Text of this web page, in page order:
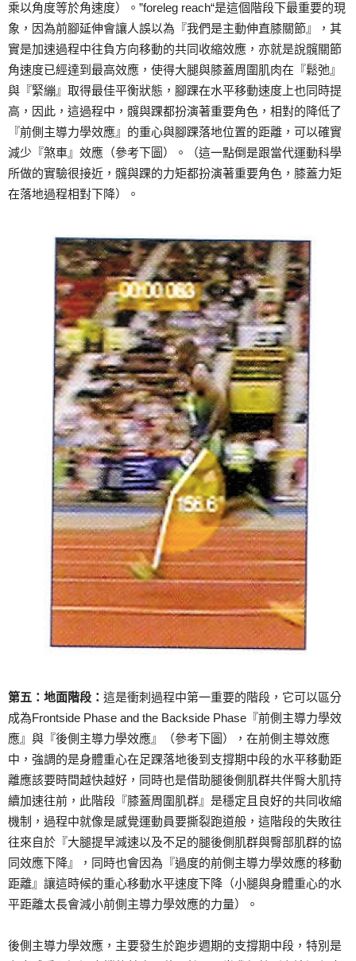
乘以角度等於角速度）。”foreleg reach“是這個階段下最重要的現
象，因為前腳延伸會讓人誤以為『我們是主動伸直膝關節』，其
實是加速過程中往負方向移動的共同收縮效應，亦就是說髖關節
角速度已經達到最高效應，使得大腿與膝蓋周圍肌肉在『鬆弛』
與『緊繃』取得最佳平衡狀態，腳踝在水平移動速度上也同時提
高，因此，這過程中，髖與踝都扮演著重要角色，相對的降低了
『前側主導力學效應』的重心與腳踝落地位置的距離，可以確實
減少『煞車』效應（參考下圖）。（這一點倒是跟當代運動科學
所做的實驗很接近，髖與踝的力矩都扮演著重要角色，膝蓋力矩
在落地過程相對下降）。
第五：地面階段： 這是衝刺過程中第一重要的階段，它可以區分
成為Frontside Phase and the Backside Phase『前側主導力學效
應』與『後側主導力學效應』（參考下圖），在前側主導效應
中，強調的是身體重心在足踝落地後到支撐期中段的水平移動距
離應該要時間越快越好，同時也是借助腿後側肌群共伴臀大肌持
續加速往前，此階段『膝蓋周圍肌群』是穩定且良好的共同收縮
機制，過程中就像是感覺運動員要撕裂跑道般，這階段的失敗往
往來自於『大腿提早減速以及不足的腿後側肌群與臀部肌群的協
同效應下降』，同時也會因為『過度的前側主導力學效應的移動
距離』讓這時候的重心移動水平速度下降（小腿與身體重心的水
平距離太長會減小前側主導力學效應的力量）。
後側主導力學效應，主要發生於跑步週期的支撐期中段，特別是